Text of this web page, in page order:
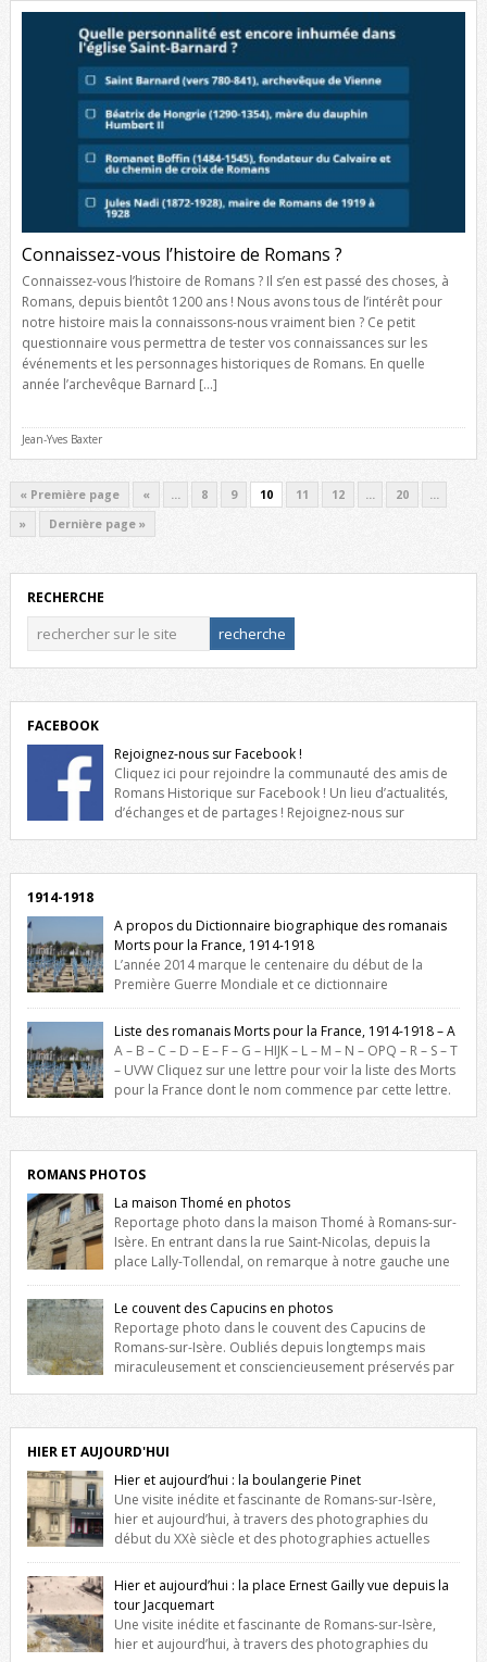
Connaissez-vous l’histoire de Romans ?
Connaissez-vous l’histoire de Romans ? Il s’en est passé des choses, à
Romans, depuis bientôt 1200 ans ! Nous avons tous de l’intérêt pour
notre histoire mais la connaissons-nous vraiment bien ? Ce petit
questionnaire vous permettra de tester vos connaissances sur les
événements et les personnages historiques de Romans. En quelle
année l’archevêque Barnard […]
Jean-Yves Baxter
« Première page « … 8 9 10 11 12 … 20
…
»
Dernière page »
RECHERCHE
FACEBOOK
Rejoignez-nous sur Facebook !
Cliquez ici pour rejoindre la communauté des amis de
Romans Historique sur Facebook ! Un lieu d’actualités,
d’échanges et de partages ! Rejoignez-nous sur
1914-1918
A propos du Dictionnaire biographique des romanais
Morts pour la France, 1914-1918
L’année 2014 marque le centenaire du début de la
Première Guerre Mondiale et ce dictionnaire
biographique veut rendre hommage aux romanais Morts pour la
France durant ce conflit. La base de cette recherche historique est
constituée des noms gravés sur les plaques commémoratives de
l’Hôtel de Ville, du lycée du Dauphiné et du lycée Triboulet, […]
Liste des romanais Morts pour la France, 1914-1918 – A
A – B – C – D – E – F – G – HIJK – L – M – N – OPQ – R – S – T
– UVW Cliquez sur une lettre pour voir la liste des Morts
pour la France dont le nom commence par cette lettre.
ROMANS PHOTOS
La maison Thomé en photos
Reportage photo dans la maison Thomé à Romans-sur-
Isère. En entrant dans la rue Saint-Nicolas, depuis la
place Lally-Tollendal, on remarque à notre gauche une
maison construite au XVIè siècle. Les deux façades sont ornées de
fenêtres jumelles à meneaux. Entre ces deux étages, on peut voir une
niche qui contient une statue de la Vierge. […]
Le couvent des Capucins en photos
Reportage photo dans le couvent des Capucins de
Romans-sur-Isère. Oubliés depuis longtemps mais
miraculeusement et consciencieusement préservés par
l’histoire de la redécouverte de vestiges du couvent des Capucins !
Petit retour sur l’histoire […]
HIER ET AUJOURD'HUI
Hier et aujourd’hui : la boulangerie Pinet
Une visite inédite et fascinante de Romans-sur-Isère,
hier et aujourd’hui, à travers des photographies du
début du XXè siècle et des photographies actuelles
prises exactement dans le même cadre ! A l’angle de la place Jean
Jaurès et de l’avenue Victor Hugo (à côté d’Intermarché), à Romans. La
boulangerie Jules Pinet est inscrite dans le […]
Hier et aujourd’hui : la place Ernest Gailly vue depuis la
tour Jacquemart
Une visite inédite et fascinante de Romans-sur-Isère,
hier et aujourd’hui, à travers des photographies du